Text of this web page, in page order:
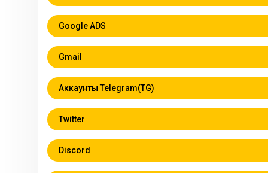
Google ADS
Gmail
Аккаунты Telegram(TG)
Twitter
Discord